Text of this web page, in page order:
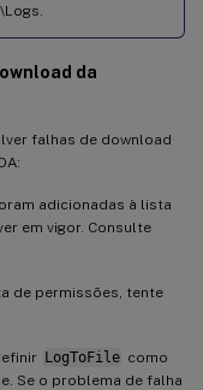
da
falhas de download
adicionadas à lista
em vigor. Consulte
de permissões, tente
LogToFile como
Se o problema de falha